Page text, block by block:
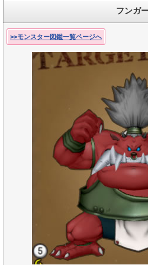
フンガ
>>モンスター図鑑一覧ページへ